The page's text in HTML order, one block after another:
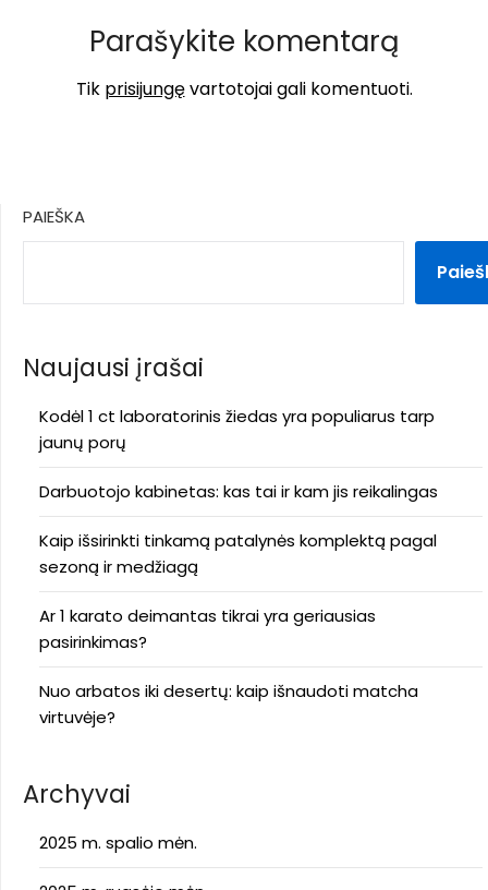
Parašykite komentarą
Tik prisijungęvartotojai gali komentuoti.
PAIEŠKA
Naujausi įrašai
Kodėl 1 ct laboratorinis žiedas yra populiarus tarp
jaunų porų
Darbuotojo kabinetas: kas tai ir kam jis reikalingas
Kaip išsirinkti tinkamą patalynės komplektą pagal
sezoną ir medžiagą
Ar 1 karato deimantas tikrai yra geriausias
pasirinkimas?
Nuo arbatos iki desertų: kaip išnaudoti matcha
virtuvėje?
Archyvai
2025 m. spalio mėn.